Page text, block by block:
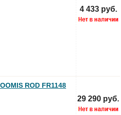
4 433 руб.
ROD FR1148
29 290 руб.